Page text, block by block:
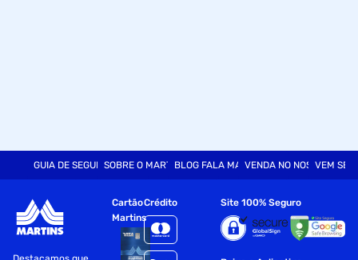
GUIA DE SEGURANÇASOBRE O MARTINSBLOG FALA MARTVENDA NO NOSSO SITE
VEM SER
Cartão
Martins
Crédito Site 100% Seguro